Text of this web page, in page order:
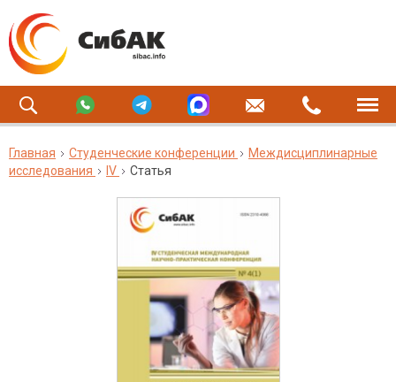
Главная Студенческие конференции
Междисциплинарные
исследования
IV Статья